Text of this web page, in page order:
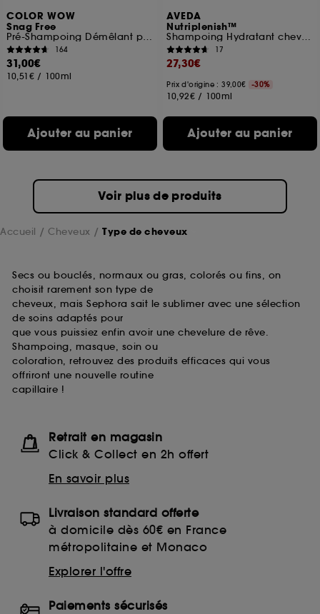
COLOR WOW
Snag Free
Pré-Shampoing Démêlant pour Cheveux Bouclés
164
31,00€
10,51€ / 100ml
Ajouter au panier
AVEDA
Nutriplenish™
Shampoing Hydratant cheveux fins
17
27,30€
Prix d'origine : 39,00€ -30%
10,92€ / 100ml
Ajouter au panier
Voir plus de produits
Accueil Cheveux Type de cheveux
Secs ou bouclés, normaux ou gras, colorés ou fins, on
choisit rarement son type de
cheveux, mais Sephora sait le sublimer avec une sélection
de soins adaptés pour
que vous puissiez enfin avoir une chevelure de rêve.
Shampoing, masque, soin ou
coloration, retrouvez des produits efficaces qui vous
offriront une nouvelle routine
capillaire !
Retrait en magasin
Click & Collect en 2h offert
En savoir plus
Livraison standard offerte
à domicile dès 60€ en France
métropolitaine et Monaco
Explorer l'offre
Paiements sécurisés